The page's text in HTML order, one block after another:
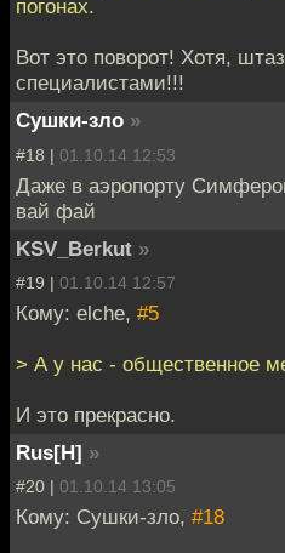
погонах.
Вот это поворот! Хотя,
специалистами!!!
Сушки-зло »
#18 | 01.10.14 12:53
Даже в аэропорту
вай фай
KSV_Berkut »
#19 | 01.10.14 12:57
Кому: elche, #5
> А у нас - общественное
И это прекрасно.
Rus[H] »
#20 | 01.10.14 13:05
Кому: Сушки-зло, #18